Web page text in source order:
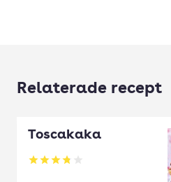
Relaterade recept
Toscakaka
Betyg: 3.83 av 5